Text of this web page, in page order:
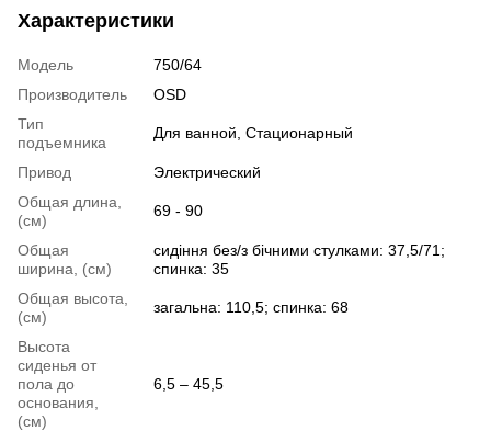
Характеристики
Модель
750/64
Производитель
OSD
Тип
подъемника
Для ванной Стационарный
Привод
Электрический
Общая длина,
(см)
69 - 90
Общая
ширина, (см)
сидіння без/з бічними стулками: 37,5/71;
спинка: 35
Общая высота,
(см)
загальна: 110,5; спинка: 68
Высота
сиденья от
пола до
основания,
(см)
6,5 – 45,5